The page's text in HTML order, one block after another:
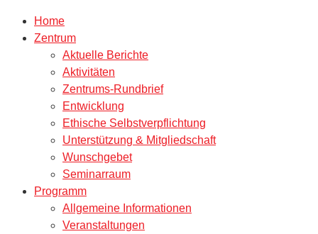
Home
Zentrum
Aktuelle Berichte
Aktivitäten
Zentrums-Rundbrief
Entwicklung
Ethische Selbstverpflichtung
Unterstützung & Mitgliedschaft
Wunschgebet
Seminarraum
Programm
Allgemeine Informationen
Veranstaltungen